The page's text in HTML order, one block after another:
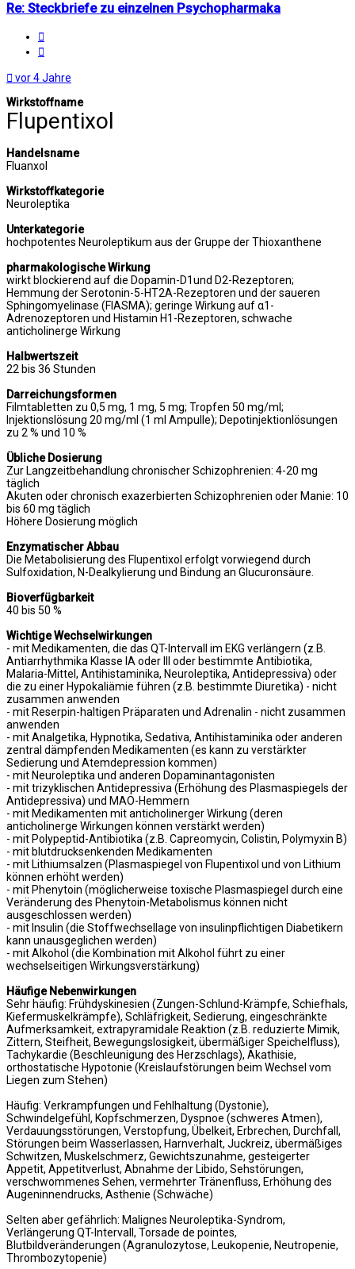
Re: Steckbriefe zu einzelnen Psychopharmaka
vor 4 Jahre
Wirkstoffname
Flupentixol
Handelsname
Fluanxol
Wirkstoffkategorie
Neuroleptika
Unterkategorie
hochpotentes Neuroleptikum aus der Gruppe der Thioxanthene
pharmakologische Wirkung
wirkt blockierend auf die Dopamin-D1und D2-Rezeptoren;
Hemmung der Serotonin-5-HT2A-Rezeptoren und der saueren
Sphingomyelinase (FIASMA); geringe Wirkung auf α1-
Adrenozeptoren und Histamin H1-Rezeptoren, schwache
anticholinerge Wirkung
Halbwertszeit
22 bis 36 Stunden
Darreichungsformen
Filmtabletten zu 0,5 mg, 1 mg, 5 mg; Tropfen 50 mg/ml;
Injektionslösung 20 mg/ml (1 ml Ampulle); Depotinjektionlösungen
zu 2 % und 10 %
Übliche Dosierung
Zur Langzeitbehandlung chronischer Schizophrenien: 4-20 mg
täglich
Akuten oder chronisch exazerbierten Schizophrenien oder Manie: 10
bis 60 mg täglich
Höhere Dosierung möglich
Enzymatischer Abbau
Die Metabolisierung des Flupentixol erfolgt vorwiegend durch
Sulfoxidation, N-Dealkylierung und Bindung an Glucuronsäure.
Bioverfügbarkeit
40 bis 50 %
Wichtige Wechselwirkungen
- mit Medikamenten, die das QT-Intervall im EKG verlängern (z.B.
Antiarrhythmika Klasse IA oder III oder bestimmte Antibiotika,
Malaria-Mittel, Antihistaminika, Neuroleptika, Antidepressiva) oder
die zu einer Hypokaliämie führen (z.B. bestimmte Diuretika) - nicht
zusammen anwenden
- mit Reserpin-haltigen Präparaten und Adrenalin - nicht zusammen
anwenden
- mit Analgetika, Hypnotika, Sedativa, Antihistaminika oder anderen
zentral dämpfenden Medikamenten (es kann zu verstärkter
Sedierung und Atemdepression kommen)
- mit Neuroleptika und anderen Dopaminantagonisten
- mit trizyklischen Antidepressiva (Erhöhung des Plasmaspiegels der
Antidepressiva) und MAO-Hemmern
- mit Medikamenten mit anticholinerger Wirkung (deren
anticholinerge Wirkungen können verstärkt werden)
- mit Polypeptid-Antibiotika (z.B. Capreomycin, Colistin, Polymyxin B)
- mit blutdrucksenkenden Medikamenten
- mit Lithiumsalzen (Plasmaspiegel von Flupentixol und von Lithium
können erhöht werden)
- mit Phenytoin (möglicherweise toxische Plasmaspiegel durch eine
Veränderung des Phenytoin-Metabolismus können nicht
ausgeschlossen werden)
- mit Insulin (die Stoffwechsellage von insulinpflichtigen Diabetikern
kann unausgeglichen werden)
- mit Alkohol (die Kombination mit Alkohol führt zu einer
wechselseitigen Wirkungsverstärkung)
Häufige Nebenwirkungen
Sehr häufig: Frühdyskinesien (Zungen-Schlund-Krämpfe, Schiefhals,
Kiefermuskelkrämpfe), Schläfrigkeit, Sedierung, eingeschränkte
Aufmerksamkeit, extrapyramidale Reaktion (z.B. reduzierte Mimik,
Zittern, Steifheit, Bewegungslosigkeit, übermäßiger Speichelfluss),
Tachykardie (Beschleunigung des Herzschlags), Akathisie,
orthostatische Hypotonie (Kreislaufstörungen beim Wechsel vom
Liegen zum Stehen)
Häufig: Verkrampfungen und Fehlhaltung (Dystonie),
Schwindelgefühl, Kopfschmerzen, Dyspnoe (schweres Atmen),
Verdauungsstörungen, Verstopfung, Übelkeit, Erbrechen, Durchfall,
Störungen beim Wasserlassen, Harnverhalt, Juckreiz, übermäßiges
Schwitzen, Muskelschmerz, Gewichtszunahme, gesteigerter
Appetit, Appetitverlust, Abnahme der Libido, Sehstörungen,
verschwommenes Sehen, vermehrter Tränenfluss, Erhöhung des
Augeninnendrucks, Asthenie (Schwäche)
Selten aber gefährlich: Malignes Neuroleptika-Syndrom,
Verlängerung QT-Intervall, Torsade de pointes,
Blutbildveränderungen (Agranulozytose, Leukopenie, Neutropenie,
Thrombozytopenie)